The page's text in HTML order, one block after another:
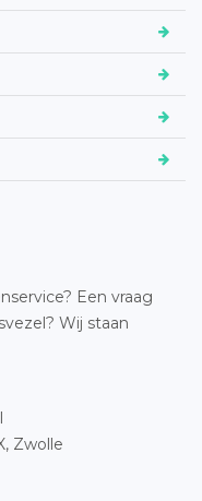
Een vraag
Wij staan
Zwolle